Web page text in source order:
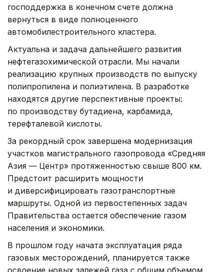
господдержка в конечном счете должна
вернуться в виде полноценного
автомобилестроительного кластера.
Актуальна и задача дальнейшего развития
нефтегазохимической отрасли. Мы начали
реализацию крупных производств по выпуску
полипропилена и полиэтилена. В разработке
находятся другие перспективные проекты:
по производству бутадиена, карбамида,
терефталевой кислоты.
За рекордный срок завершена модернизация
участков магистрального газопровода «Средняя
Азия — Центр» протяженностью свыше 800 км.
Предстоит расширить мощности
и диверсифицировать газотранспортные
маршруты. Одной из первостепенных задач
Правительства остается обеспечение газом
населения и экономики.
В прошлом году начата эксплуатация ряда
газовых месторождений, планируется также
освоение новых залежей газа с общим объемом